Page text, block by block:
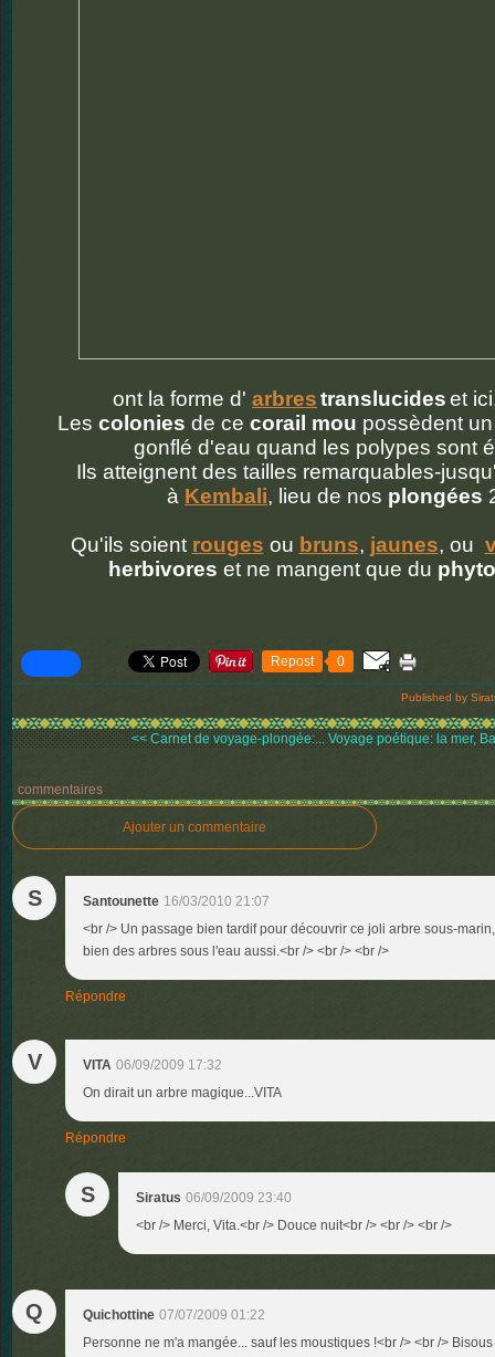
ont la forme d' arbrestranslucideset
Les colonies de ce corail mou possèdent
gonflé d'eau quand les polypes sont
Ils atteignent des tailles remarquables-
à Kembali, lieu de nos plongées
Qu'ils soient rouges ou bruns, jaunes, ou
herbivores et ne mangent que du
Repost 0
Published by
<< Carnet de voyage-plongée:... Voyage poétique: la mer,
commentaires
Ajouter un commentaire
S Santounette 16/03/2010 21:07
<br /> Un passage bien tardif pour découvrir ce joli arbre sous-
bien des arbres sous l'eau aussi.<br /> <br /> <br />
Répondre
V VITA 06/09/2009 17:32
On dirait un arbre magique...VITA
Répondre
S Siratus 06/09/2009 23:40
<br /> Merci, Vita.<br /> Douce nuit<br /> <br /> <br />
Q Quichottine 07/07/2009 01:22
Personne ne m'a mangée... sauf les moustiques !<br /> <br />